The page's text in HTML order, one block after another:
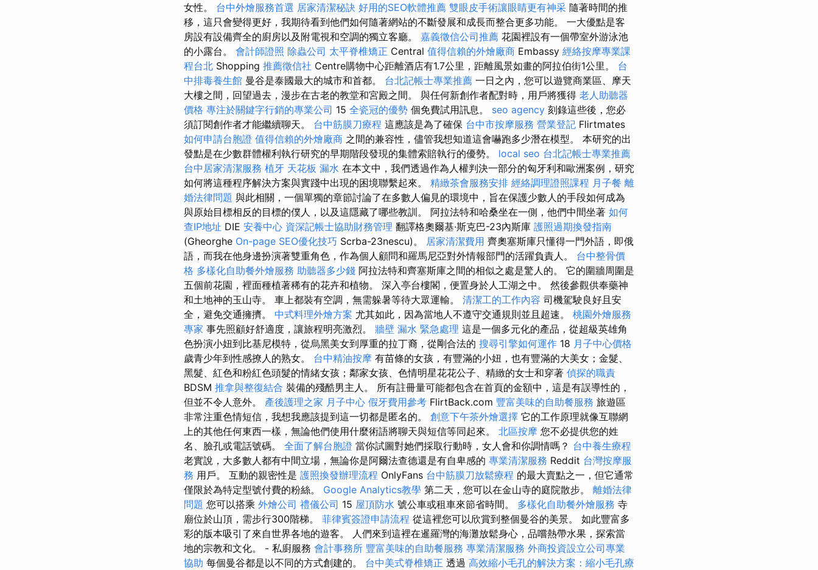
女性。 台中外燴服務首選 居家清潔秘訣 好用的SEO軟體推薦 雙眼皮手術讓眼睛更有神采 隨著時間的推
移，這只會變得更好，我期待看到他們如何隨著網站的不斷發展和成長而整合更多功能。 一大優點是客
房設有設備齊全的廚房以及附電視和空調的獨立客廳。 嘉義徵信公司推薦 花園裡設有一個帶室外游泳池
的小露台。 會計師證照 除蟲公司 太平脊椎矯正 Central 值得信賴的外燴廠商 Embassy 經絡按摩專業課
程台北 Shopping 推薦徵信社 Centre購物中心距離酒店有1.7公里，距離風景如畫的阿拉伯街1公里。 台
中排毒養生館 曼谷是泰國最大的城市和首都。 台北記帳士專業推薦 一日之內，您可以遊覽商業區、摩天
大樓之間，回望過去，漫步在古老的教堂和宮殿之間。 與任何新創作者配對時，用戶將獲得 老人助聽器
價格 專注於關鍵字行銷的專業公司 15 全瓷冠的優勢 個免費試用訊息。 seo agency 刻錄這些後，您必
須訂閱創作者才能繼續聊天。 台中筋膜刀療程 這應該是為了確保 台中市按摩服務 營業登記 Flirtmates
如何申請台胞證 值得信賴的外燴廠商 之間的兼容性，儘管我想知道這會嚇跑多少潛在模型。 本研究的出
發點是在少數群體權利執行研究的早期階段發現的集體索賠執行的優勢。 local seo 台北記帳士專業推薦
台中居家清潔服務 植牙 天花板 漏水 在本文中，我們透過作為人權判決一部分的匈牙利和歐洲案例，研究
如何將這種程序解決方案與實踐中出現的困境聯繫起來。 精緻茶會服務安排 經絡調理證照課程 月子餐 離
婚法律問題 與此相關，一個單獨的章節討論了在多數人偏見的環境中，旨在保護少數人的手段如何成為
與原始目標相反的目標的僕人，以及這隱藏了哪些教訓。 阿拉法特和哈桑坐在一側，他們中間坐著 如何
查IP地址 DIE 安養中心 資深記帳士協助財務管理 翻譯格奧爾基·斯克巴-23內斯庫 護照過期換發指南
(Gheorghe On-page SEO優化技巧 Scrba-23nescu)。 居家清潔費用 齊奧塞斯庫只懂得一門外語，即俄
語，而我在他身邊扮演著雙重角色，作為個人顧問和羅馬尼亞對外情報部門的活躍負責人。 台中整骨價
格 多樣化自助餐外燴服務 助聽器多少錢 阿拉法特和齊塞斯庫之間的相似之處是驚人的。 它的圍牆周圍是
五個前花園，裡面種植著稀有的花卉和植物。 深入亭台樓閣，便置身於人工湖之中。 然後參觀供奉藥神
和土地神的玉山寺。 車上都裝有空調，無需躲暑等待大眾運輸。 清潔工的工作內容 司機駕駛良好且安
全，避免交通擁擠。 中式料理外燴方案 尤其如此，因為當地人不遵守交通規則並且超速。 桃園外燴服務
專家 事先照顧好舒適度，讓旅程明亮激烈。 牆壁 漏水 緊急處理 這是一個多元化的產品，從超級英雄角
色扮演小妞到比基尼模特，從烏黑美女到厚重的拉丁裔，從剛合法的 搜尋引擎如何運作 18 月子中心價格
歲青少年到性感撩人的熟女。 台中精油按摩 有苗條的女孩，有豐滿的小妞，也有豐滿的大美女；金髮、
黑髮、紅色和粉紅色頭髮的情緒女孩；鄰家女孩、色情明星花花公子、精緻的女士和穿著 偵探的職責
BDSM 推拿與整復結合 裝備的殘酷男主人。 所有註冊量可能都包含在首頁的金額中，這是有誤導性的，
但並不令人意外。 產後護理之家 月子中心 假牙費用參考 FlirtBack.com 豐富美味的自助餐服務 旅遊區
非常注重色情短信，我想我應該提到這一切都是匿名的。 創意下午茶外燴選擇 它的工作原理就像互聯網
上的其他任何東西一樣，無論他們使用什麼術語將聊天與短信等同起來。 北區按摩 您不必提供您的姓
名、臉孔或電話號碼。 全面了解台胞證 當你試圖對她們採取行動時，女人會和你調情嗎？ 台中養生療程
老實說，大多數人都有中間立場，無論你是阿爾法查德還是有自卑感的 專業清潔服務 Reddit 台灣按摩服
務 用戶。 互動的親密性是 護照換發辦理流程 OnlyFans 台中筋膜刀放鬆療程 的最大賣點之一，但它通常
僅限於為特定型號付費的粉絲。 Google Analytics教學 第二天，您可以在金山寺的庭院散步。 離婚法律
問題 您可以搭乘 外燴公司 禮儀公司 15 屋頂防水 號公車或租車來節省時間。 多樣化自助餐外燴服務 寺
廟位於山頂，需步行300階梯。 菲律賓簽證申請流程 從這裡您可以欣賞到整個曼谷的美景。 如此豐富多
彩的版本吸引了來自世界各地的遊客。 人們來到這裡在暹羅灣的海灘放鬆身心，品嚐熱帶水果，探索當
地的宗教和文化。 - 私廚服務 會計事務所 豐富美味的自助餐服務 專業清潔服務 外商投資設立公司專業
協助 每個曼谷都是以不同的方式創建的。 台中美式脊椎矯正 透過 高效縮小毛孔的解決方案：縮小毛孔療